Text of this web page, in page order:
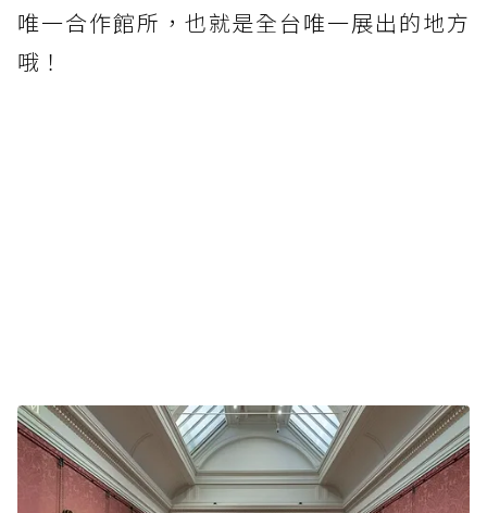
唯一合作館所，也就是全台唯一展出的地方
哦！